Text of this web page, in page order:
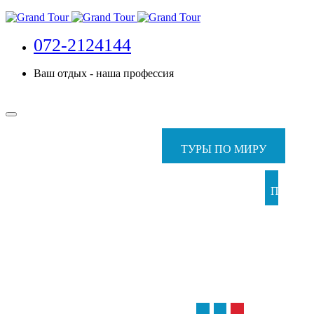
072-2124144
Ваш отдых - наша профессия
ТУРЫ ПО МИРУ